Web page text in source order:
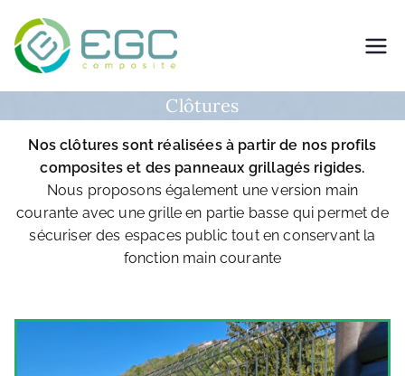
composites
Clôtures
Nos clôtures sont réalisées à partir de nos profils
composites et des panneaux grillagés rigides.
Nous proposons également une version main
courante avec une grille en partie basse qui permet de
sécuriser des espaces public tout en conservant la
fonction main courante